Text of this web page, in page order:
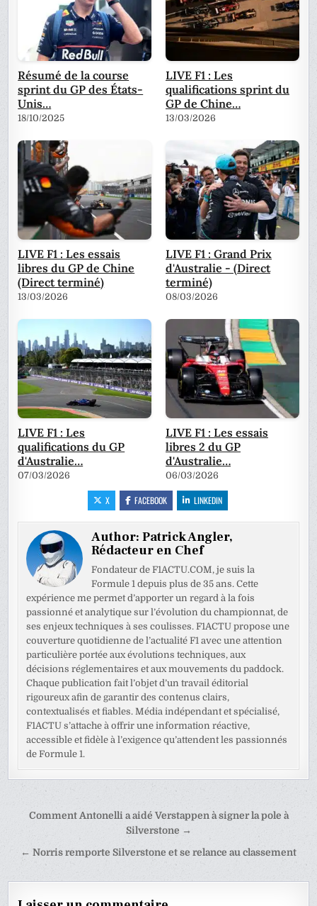
Résumé de la course
sprint du GP des États-
Unis…
18/10/2025
LIVE F1 : Les
qualifications sprint du
GP de Chine…
13/03/2026
LIVE F1 : Les essais
libres du GP de Chine
(Direct terminé)
13/03/2026
LIVE F1 : Grand Prix
d'Australie - (Direct
terminé)
08/03/2026
LIVE F1 : Les
qualifications du GP
d'Australie…
07/03/2026
LIVE F1 : Les essais
libres 2 du GP
d'Australie…
06/03/2026
X FACEBOOK LINKEDIN
Author:Patrick Angler,
Rédacteur en Chef
Fondateur de F1ACTU.COM, je suis la
Formule 1 depuis plus de 35 ans. Cette
expérience me permet d’apporter un regard à la fois
passionné et analytique sur l’évolution du championnat, de
ses enjeux techniques à ses coulisses. F1ACTU propose une
couverture quotidienne de l’actualité F1 avec une attention
particulière portée aux évolutions techniques, aux
décisions réglementaires et aux mouvements du paddock.
Chaque publication fait l’objet d’un travail éditorial
rigoureux afin de garantir des contenus clairs,
contextualisés et fiables. Média indépendant et spécialisé,
F1ACTU s’attache à offrir une information réactive,
accessible et fidèle à l’exigence qu’attendent les passionnés
de Formule 1.
Navigation
l’article
Comment Antonelli a aidé Verstappen à signer la pole à
Silverstone →
← Norris remporte Silverstone et se relance au classement